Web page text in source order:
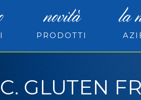
novità
PRODOTTI
la
GLUTEN